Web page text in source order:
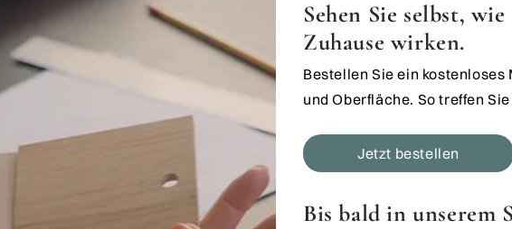
Sehen Sie selbst,
Zuhause wirken.
Bestellen Sie ein
und Oberfläche. So treffen
Jetzt bestellen
Bis bald in unserem